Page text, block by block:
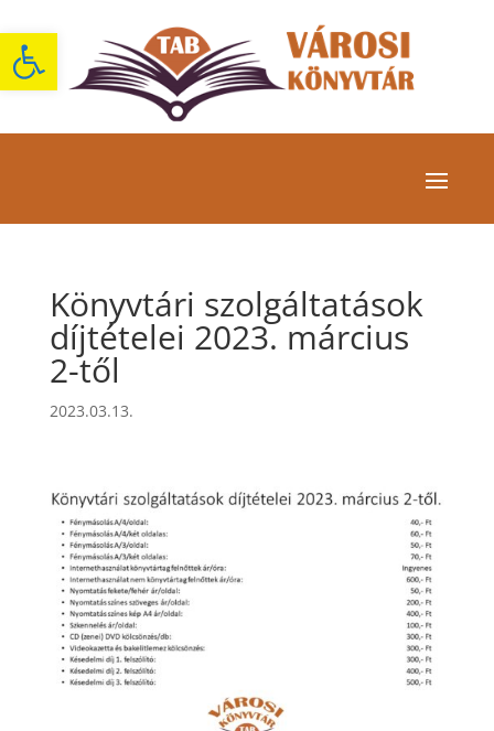
Eszköztár megnyitása
Könyvtári szolgáltatások
díjtételei 2023. március
2-től
2023.03.13.